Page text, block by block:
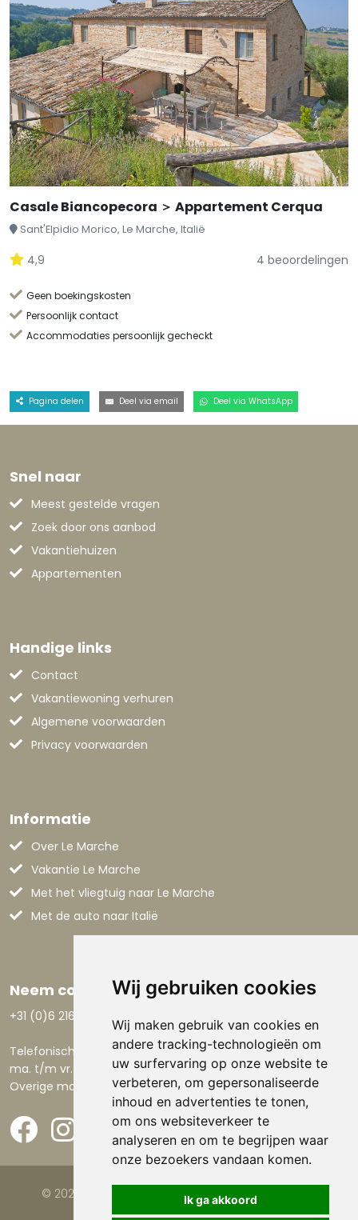
Wij gebruiken cookies
Wij maken gebruik van cookies en
andere tracking-technologieën om
uw surfervaring op onze website te
verbeteren, om gepersonaliseerde
inhoud en advertenties te tonen,
om ons websiteverkeer te
analyseren en om te begrijpen waar
onze bezoekers vandaan komen.
Ik ga akkoord
Casale Biancopecora ＞ Appartement Cerqua
Sant'Elpidio Morico, Le Marche, Italië
4,9 4 beoordelingen
Geen boekingskosten
Persoonlijk contact
Accommodaties persoonlijk gecheckt
Pagina delen Deel via email Deel via WhatsApp
Snel naar
Meest gestelde vragen
Zoek door ons aanbod
Vakantiehuizen
Appartementen
Handige links
Contact
Vakantiewoning verhuren
Algemene voorwaarden
Privacy voorwaarden
Informatie
Over Le Marche
Vakantie Le Marche
Met het vliegtuig naar Le Marche
Met de auto naar Italië
Neem contact op
+31 (0)6 21668801
Telefonisch bereikbaar:
ma. t/m vr. 9.00-17.30 uur.
Overige momenten via email.
© 2026 Viva la Casa | Website door FalcoTravel